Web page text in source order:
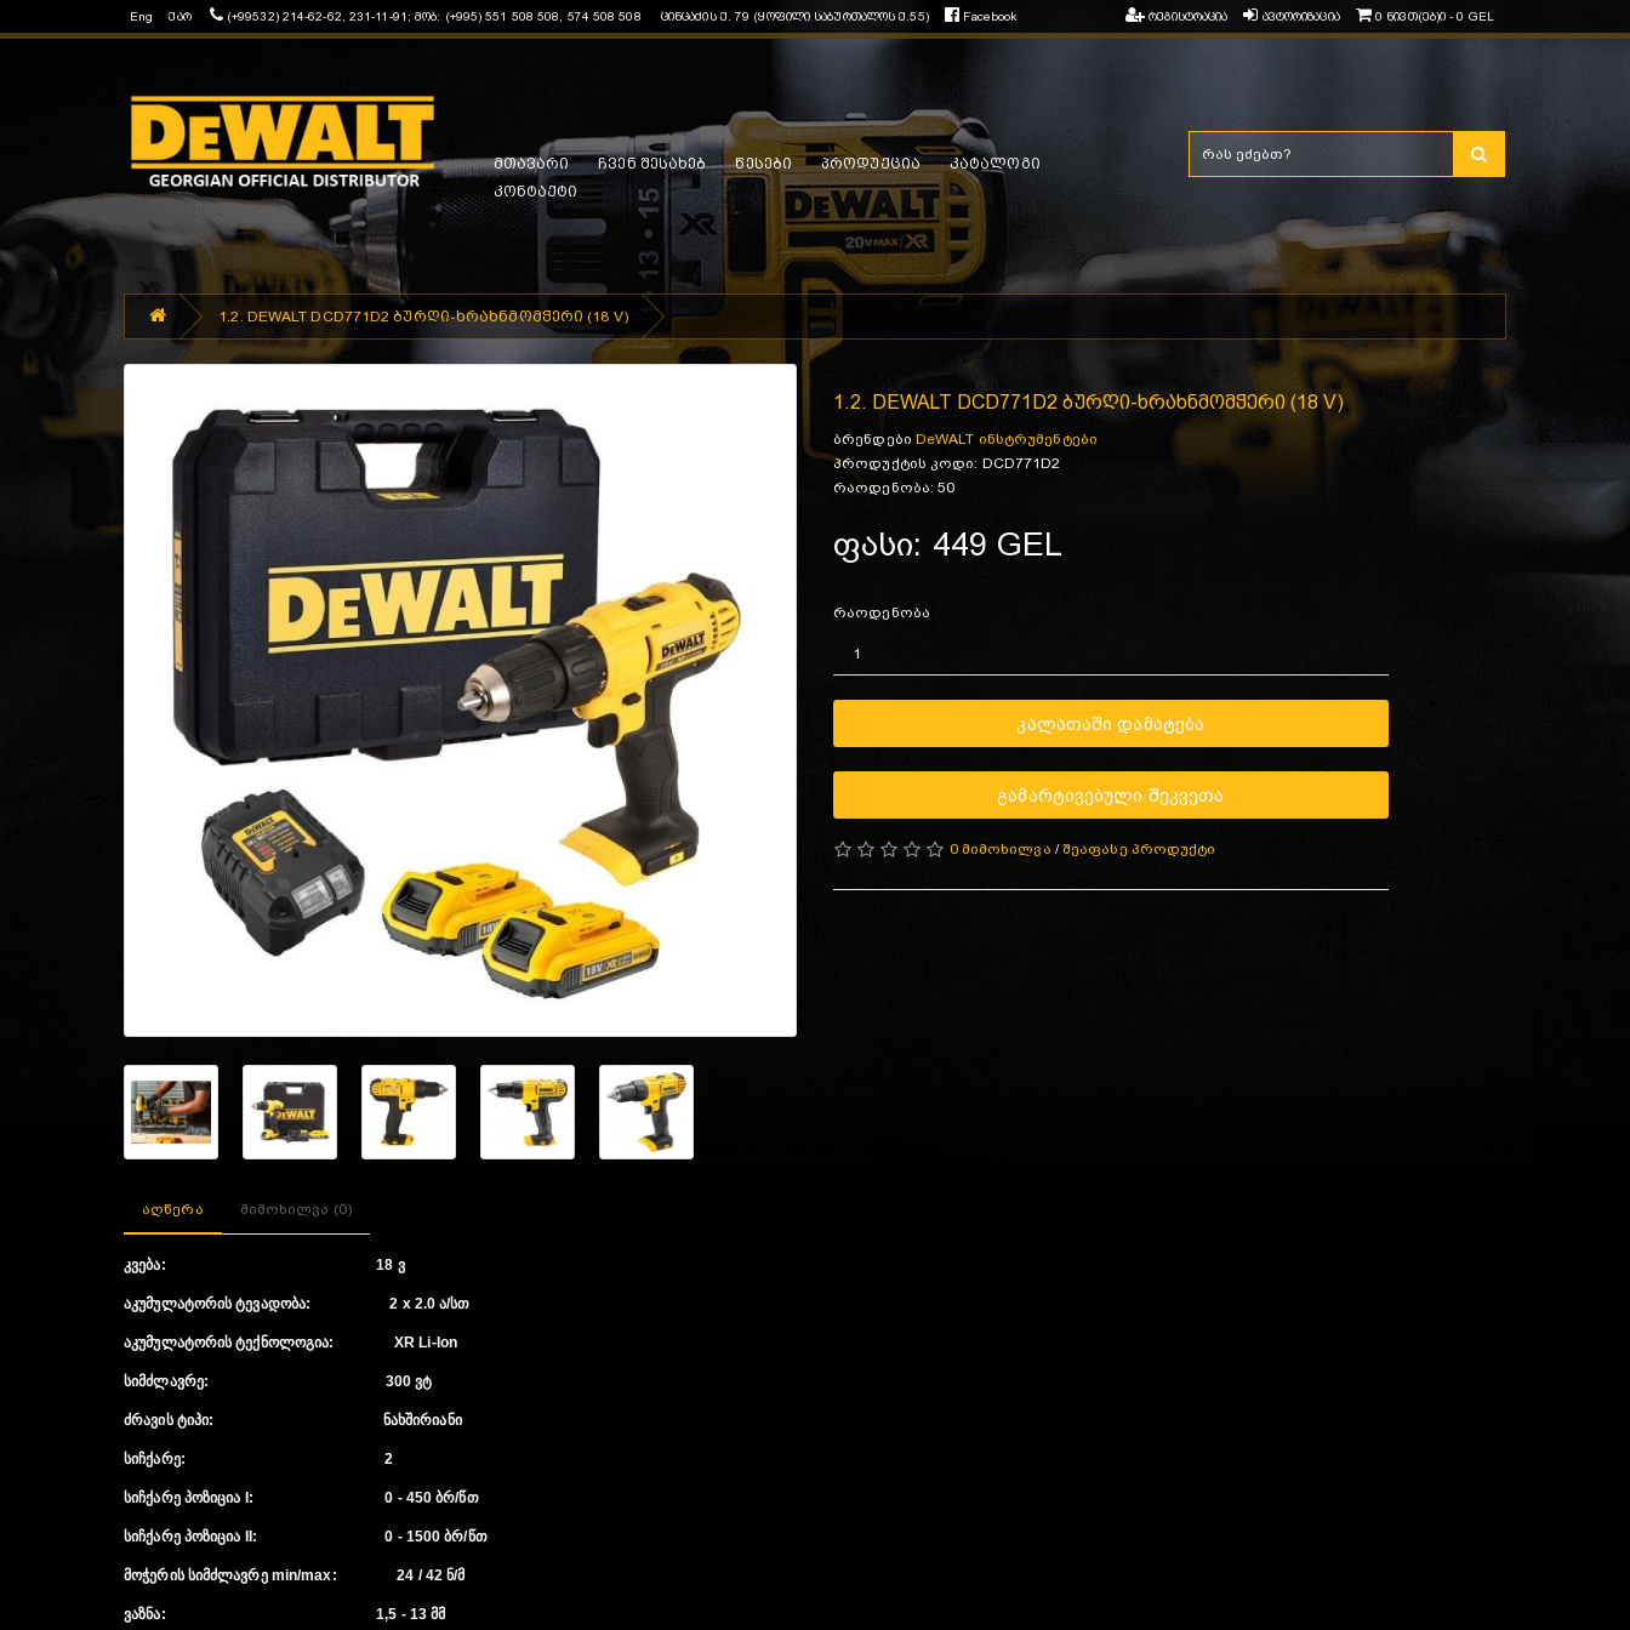
Eng ქარ (+99532) 214-62-62, 231-11-91; მობ: (+995) 551 508 508, 574 508 508 ცინცაძის ქ. 79 (ყოფილი საბურთალოს ქ.55) Facebook რეგისტრაცია ავტორიზაცია 0 ნივთ(ებ)ი - 0 GEL
მთავარი ჩვენ შესახებ წესები პროდუქცია
კატალოგი
კონტაქტი
1.2. DEWALT DCD771D2 ბურღი-ხრახნმომჭერი (18 V)
აღწერა მიმოხილვა (0)
კვება: 18 ვ
აკუმულატორის ტევადობა: 2 x 2.0 ა/სთ
აკუმულატორის ტექნოლოგია: XR Li-Ion
სიმძლავრე: 300 ვტ
ძრავის ტიპი: ნახშირიანი
სიჩქარე: 2
სიჩქარე პოზიცია I: 0 - 450 ბრ/წთ
სიჩქარე პოზიცია II: 0 - 1500 ბრ/წთ
მოჭერის სიმძლავრე min/max: 24 / 42 ნ/მ
ვაზნა: 1,5 - 13 მმ
1.2. DEWALT DCD771D2 ბურღი-ხრახნმომჭერი (18 V)
ბრენდები DeWALT ინსტრუმენტები
პროდუქტის კოდი: DCD771D2
რაოდენობა: 50
ფასი: 449 GEL
რაოდენობა
ᲙᲐᲚᲐᲗᲐᲨᲘ ᲓᲐᲛᲐᲢᲔᲑᲐ
ᲒᲐᲛᲐᲠᲢᲘᲕᲔᲑᲣᲚᲘ ᲨᲔᲙᲕᲔᲗᲐ
0 მიმოხილვა / შეაფასე პროდუქტი